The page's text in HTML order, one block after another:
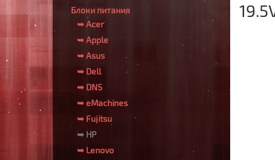
Блоки питания
➥ Acer
➥ Apple
➥ Asus
➥ Dell
➥ DNS
➥ eMachines
➥ Fujitsu
➥ HP
➥ Lenovo